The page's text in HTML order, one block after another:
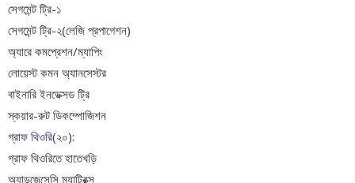
সেগমেন্ট ট্রি-১
সেগমেন্ট ট্রি-২(লেজি প্রপাগেশন)
অ্যারে কমপ্রেশন/ম্যাপিং
লোয়েস্ট কমন অ্যানসেস্টর
বাইনারি ইনডেক্সড ট্রি
স্কয়ার-রুট ডিকম্পোজিশন
গ্রাফ থিওরি(২০):
গ্রাফ থিওরিতে হাতেখড়ি
অ্যাডজেসেন্সি ম্যাট্রিক্স